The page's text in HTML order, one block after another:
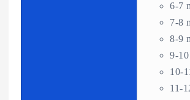
6-7
7-8
8-9
9-
10-
11-